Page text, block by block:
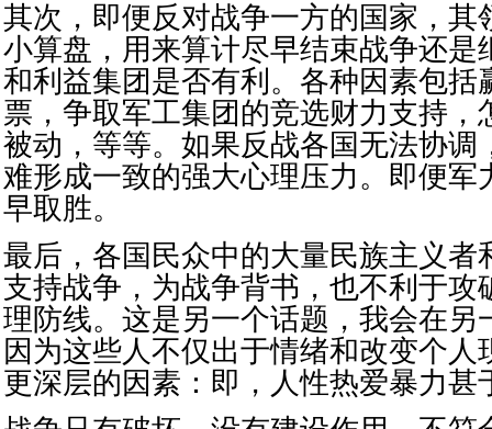
其次，即便反对战争一方的国家，其
小算盘，用来算计尽早结束战争还是
和利益集团是否有利。各种因素包括
票，争取军工集团的竞选财力支持，
被动，等等。如果反战各国无法协调
难形成一致的强大心理压力。即便军
早取胜。
最后，各国民众中的大量民族主义者
支持战争，为战争背书，也不利于攻
理防线。这是另一个话题，我会在另
因为这些人不仅出于情绪和改变个人
更深层的因素：即，人性热爱暴力甚